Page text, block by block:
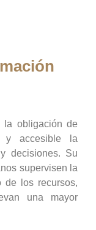
la obligación de
y accesible la
decisiones. Su
supervisen la
de los recursos,
una mayor